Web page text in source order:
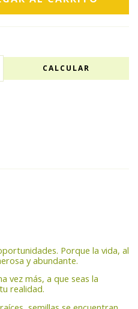
CALCULAR
Porque la vida, al
y abundante.
vez más, a que seas la
realidad.